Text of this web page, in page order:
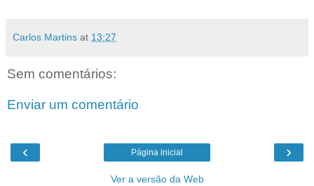
Carlos Martins at 13:27
Sem comentários:
Enviar um comentário
‹ ›
Página inicial
Ver a versão da Web